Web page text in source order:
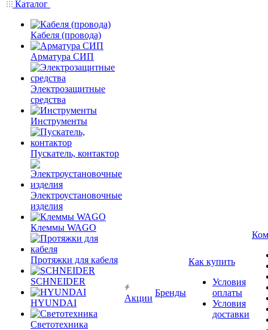
Каталог
Кабеля (провода)
Арматура СИП
Электрозащитные
средства
Инструменты
Пускатель, контактор
Электроустановочные
изделия
Клеммы WAGO
Протяжки для кабеля
SCHNEIDER
HYUNDAI
Светотехника
Акции
Бренды
Как купить
Условия
оплаты
Условия
доставки